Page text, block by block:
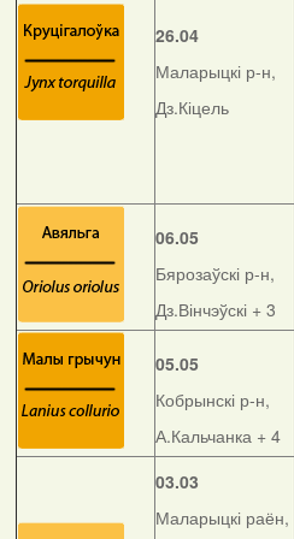
26.04
Маларыцкі р-н,
Дз.Кіцель
06.05
Бярозаўскі р-н,
Дз.Вінчэўскі + 3
05.05
Кобрынскі р-н,
А.Кальчанка + 4
03.03
Маларыцкі раён,